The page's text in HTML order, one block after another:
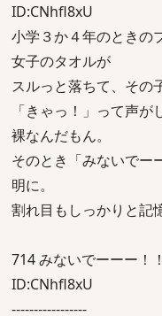
ID:CNhfl8xU
小学３か４年のときの
女子のタオルが
スルっと落ちて、その
「きゃっ！」って声
裸なんだもん。
そのとき「みないでー
明に。
割れ目もしっかりと記
714 みないでーーー！
ID:CNhfl8xU
-----------------